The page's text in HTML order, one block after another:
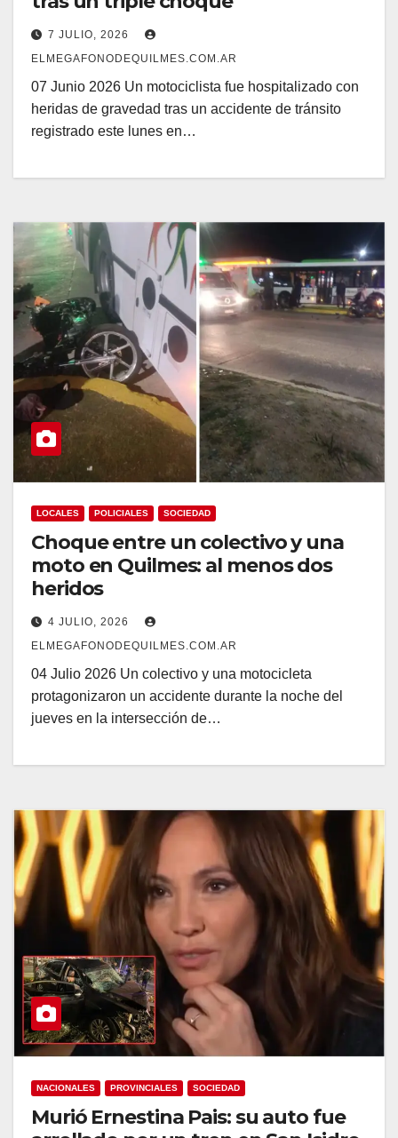
7 JULIO, 2026
ELMEGAFONODEQUILMES.COM.AR
07 Junio 2026 Un motociclista fue hospitalizado con
heridas de gravedad tras un accidente de tránsito
registrado este lunes en…
LOCALES POLICIALES SOCIEDAD
Choque entre un colectivo y una
moto en Quilmes: al menos dos
heridos
4 JULIO, 2026
ELMEGAFONODEQUILMES.COM.AR
04 Julio 2026 Un colectivo y una motocicleta
protagonizaron un accidente durante la noche del
jueves en la intersección de…
NACIONALES PROVINCIALES SOCIEDAD
Murió Ernestina Pais: su auto fue